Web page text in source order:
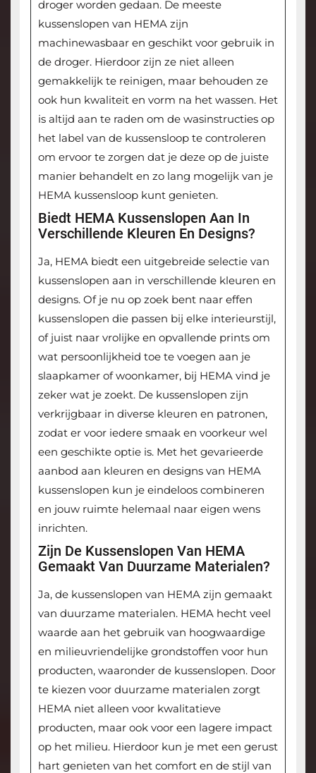
droger worden gedaan. De meeste
kussenslopen van HEMA zijn
machinewasbaar en geschikt voor gebruik in
de droger. Hierdoor zijn ze niet alleen
gemakkelijk te reinigen, maar behouden ze
ook hun kwaliteit en vorm na het wassen. Het
is altijd aan te raden om de wasinstructies op
het label van de kussensloop te controleren
om ervoor te zorgen dat je deze op de juiste
manier behandelt en zo lang mogelijk van je
HEMA kussensloop kunt genieten.
Biedt HEMA Kussenslopen Aan In
Verschillende Kleuren En Designs?
Ja, HEMA biedt een uitgebreide selectie van
kussenslopen aan in verschillende kleuren en
designs. Of je nu op zoek bent naar effen
kussenslopen die passen bij elke interieurstijl,
of juist naar vrolijke en opvallende prints om
wat persoonlijkheid toe te voegen aan je
slaapkamer of woonkamer, bij HEMA vind je
zeker wat je zoekt. De kussenslopen zijn
verkrijgbaar in diverse kleuren en patronen,
zodat er voor iedere smaak en voorkeur wel
een geschikte optie is. Met het gevarieerde
aanbod aan kleuren en designs van HEMA
kussenslopen kun je eindeloos combineren
en jouw ruimte helemaal naar eigen wens
inrichten.
Zijn De Kussenslopen Van HEMA
Gemaakt Van Duurzame Materialen?
Ja, de kussenslopen van HEMA zijn gemaakt
van duurzame materialen. HEMA hecht veel
waarde aan het gebruik van hoogwaardige
en milieuvriendelijke grondstoffen voor hun
producten, waaronder de kussenslopen. Door
te kiezen voor duurzame materialen zorgt
HEMA niet alleen voor kwalitatieve
producten, maar ook voor een lagere impact
op het milieu. Hierdoor kun je met een gerust
hart genieten van het comfort en de stijl van